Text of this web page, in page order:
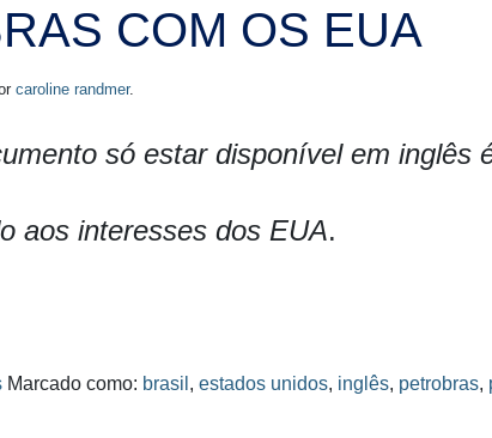
COM OS EUA
caroline randmer.
só estar disponível em inglês
aos interesses dos EUA.
Marcado como: brasil , estados unidos, inglês, petrobras,